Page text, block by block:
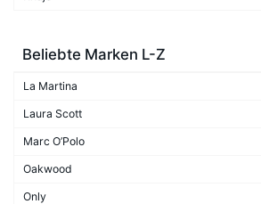
Beliebte Marken L-Z
La Martina
Laura Scott
Marc O’Polo
Oakwood
Only